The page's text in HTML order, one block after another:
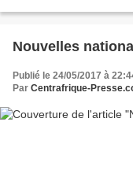
Nouvelles
Publié le 24/05/2017 à
Par Centrafrique-